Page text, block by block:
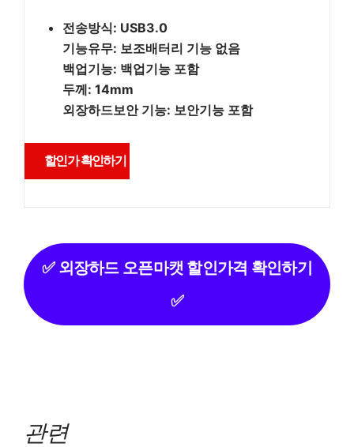
전송방식: USB3.0
기능유무: 보조배터리 기능 없음
백업기능: 백업기능 포함
두께: 14mm
외장하드보안 기능: 보안기능 포함
할인가 확인하기
✅ 외장하드 오픈마캣 할인가격 확인하기
✅
관련